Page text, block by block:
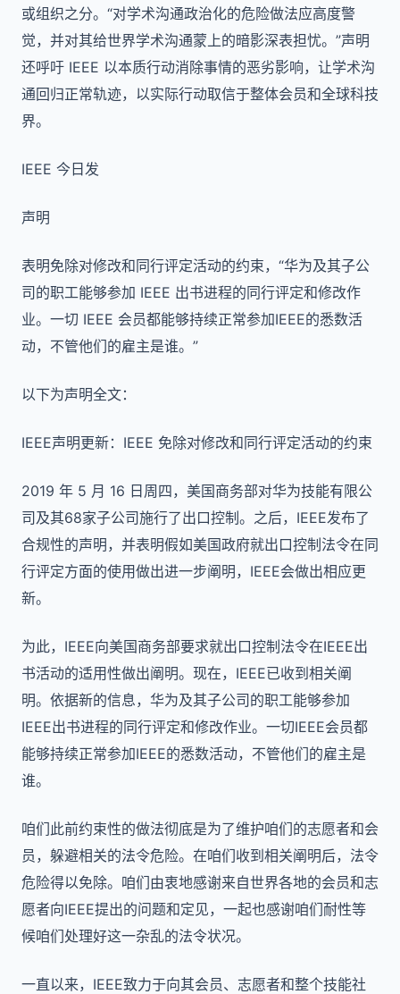
或组织之分。“对学术沟通政治化的危险做法应高度警
觉，并对其给世界学术沟通蒙上的暗影深表担忧。”声明
还呼吁 IEEE 以本质行动消除事情的恶劣影响，让学术沟
通回归正常轨迹，以实际行动取信于整体会员和全球科技
界。
IEEE 今日发
声明
表明免除对修改和同行评定活动的约束，“华为及其子公
司的职工能够参加 IEEE 出书进程的同行评定和修改作
业。一切 IEEE 会员都能够持续正常参加IEEE的悉数活
动，不管他们的雇主是谁。”
以下为声明全文：
IEEE声明更新：IEEE 免除对修改和同行评定活动的约束
2019 年 5 月 16 日周四，美国商务部对华为技能有限公
司及其68家子公司施行了出口控制。之后，IEEE发布了
合规性的声明，并表明假如美国政府就出口控制法令在同
行评定方面的使用做出进一步阐明，IEEE会做出相应更
新。
为此，IEEE向美国商务部要求就出口控制法令在IEEE出
书活动的适用性做出阐明。现在，IEEE已收到相关阐
明。依据新的信息，华为及其子公司的职工能够参加
IEEE出书进程的同行评定和修改作业。一切IEEE会员都
能够持续正常参加IEEE的悉数活动，不管他们的雇主是
谁。
咱们此前约束性的做法彻底是为了维护咱们的志愿者和会
员，躲避相关的法令危险。在咱们收到相关阐明后，法令
危险得以免除。咱们由衷地感谢来自世界各地的会员和志
愿者向IEEE提出的问题和定见，一起也感谢咱们耐性等
候咱们处理好这一杂乱的法令状况。
一直以来，IEEE致力于向其会员、志愿者和整个技能社